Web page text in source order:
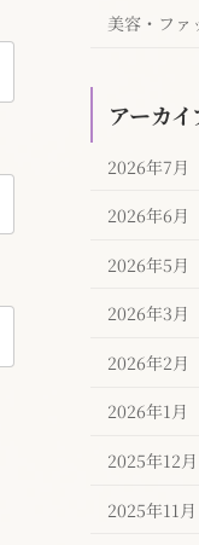
美容・ファ
アーカイ
2026年7月
2026年6月
2026年5月
2026年3月
2026年2月
2026年1月
2025年12月
2025年11月